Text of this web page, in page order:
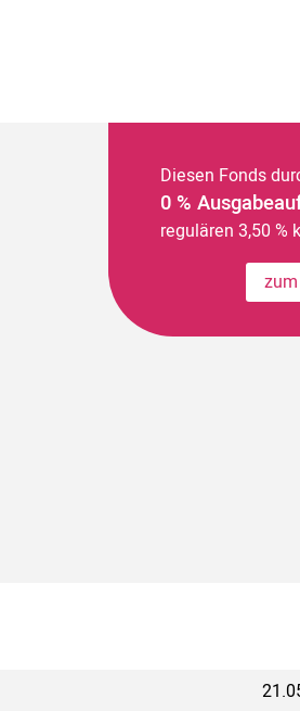
Diesen Fonds
0 %
regulären 3,50 %